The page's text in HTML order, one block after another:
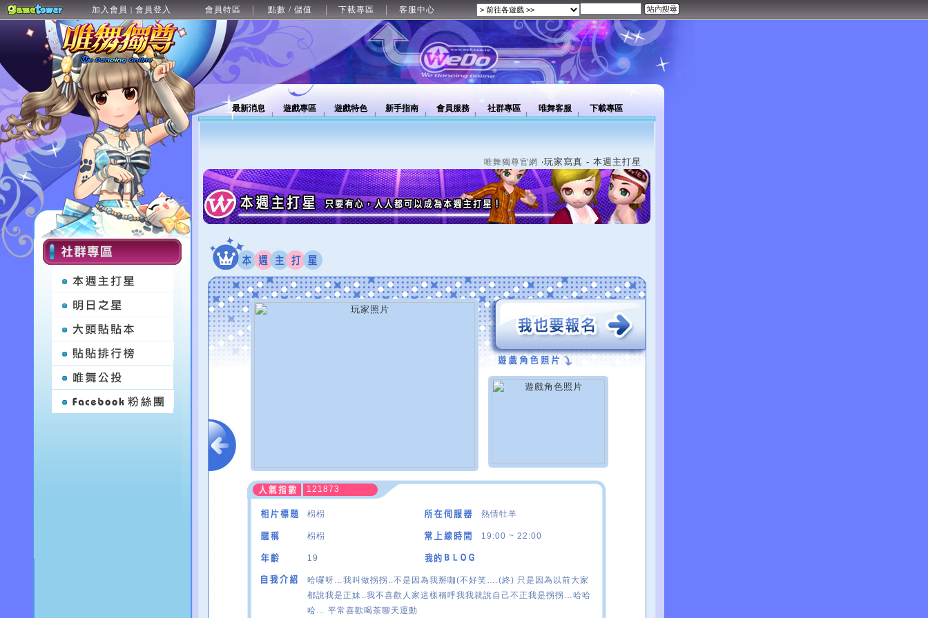
加入會員 | 會員登入 會員特區 點數 / 儲值 下載專區 客服中心
最新消息 遊戲專區 遊戲特色 新手指南 會員服務 社群專區 唯舞客服 下載專區
唯舞獨尊官網 ‧玩家寫真 - 本週主打星
121873
枴枴 熱情牡羊
枴枴 19:00 ~ 22:00
19
哈囉呀…我叫做拐拐..不是因為我掰咖(不好笑….(終) 只是因為以前大家
都說我是正妹..我不喜歡人家這樣稱呼我我就說自己不正我是拐拐…哈哈
哈… 平常喜歡喝茶聊天運動